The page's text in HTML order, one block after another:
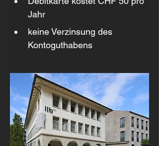
Jahr
keine Verzinsung des
Kontoguthabens